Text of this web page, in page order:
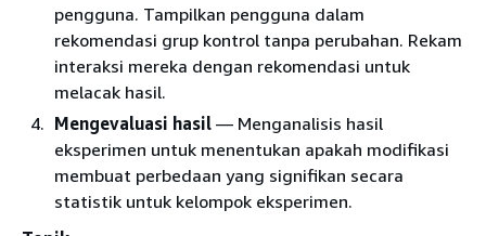
pengguna. Tampilkan pengguna dalam
rekomendasi grup kontrol tanpa perubahan. Rekam
interaksi mereka dengan rekomendasi untuk
melacak hasil.
Mengevaluasi hasil — Menganalisis hasil
eksperimen untuk menentukan apakah modifikasi
membuat perbedaan yang signifikan secara
statistik untuk kelompok eksperimen.